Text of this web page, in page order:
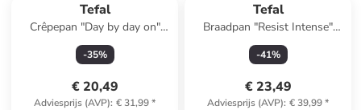
Tefal
Crêpepan "Day by day on"
zwart - Ø 25 cm
-35%
€ 20,49
Adviesprijs (AVP): € 31,99*
Tefal
Braadpan "Resist Intense"
bruin/zwart - Ø 20 cm
-41%
€ 23,49
Adviesprijs (AVP): € 39,99*